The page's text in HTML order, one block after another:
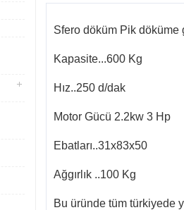
Sfero döküm Pik döküme
Kapasite...600 Kg
Hız..250 d/dak
Motor Gücü 2.2kw 3 Hp
Ebatları..31x83x50
Ağgırlık ..100 Kg
Bu üründe tüm türkiyede